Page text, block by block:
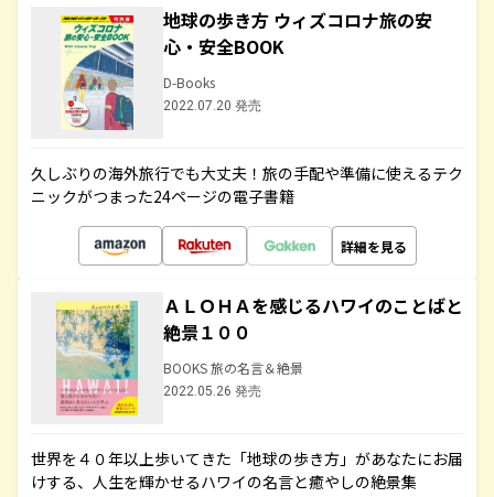
地球の歩き方 ウィズコロナ旅の安
心・安全BOOK
D-Books
2022.07.20 発売
久しぶりの海外旅行でも大丈夫！旅の手配や準備に使えるテク
ニックがつまった24ページの電子書籍
詳細を見る
ＡＬＯＨＡを感じるハワイのことばと
絶景１００
BOOKS 旅の名言＆絶景
2022.05.26 発売
世界を４０年以上歩いてきた「地球の歩き方」があなたにお届
けする、人生を輝かせるハワイの名言と癒やしの絶景集